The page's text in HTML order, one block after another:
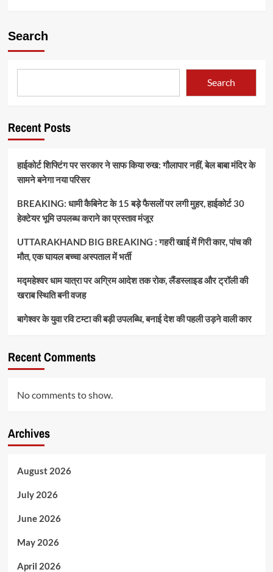
Search
Search
Recent Posts
हाईकोर्ट शिफ्टिंग पर सरकार ने साफ किया रुख: गौलापार नहीं, बेल बाबा मंदिर के
सामने बनेगा नया परिसर
BREAKING: धामी कैबिनेट के 15 बड़े फैसलों पर लगी मुहर, हाईकोर्ट 30
हेक्टेयर भूमि उपलब्ध कराने का प्रस्ताव मंजूर
UTTARAKHAND BIG BREAKING : गहरी खाई में गिरी कार, पांच की
मौत, एक घायल बच्चा अस्पताल में भर्ती
मद्महेश्वर धाम यात्रा पर अग्रिम आदेश तक रोक, लैंडस्लाइड और ट्रॉली की
खराब स्थिति बनी वजह
बागेश्वर के युवा रवि टम्टा की बड़ी उपलब्धि, बनाई देश की पहली उड़ने वाली कार
Recent Comments
No comments to show.
Archives
August 2026
July 2026
June 2026
May 2026
April 2026